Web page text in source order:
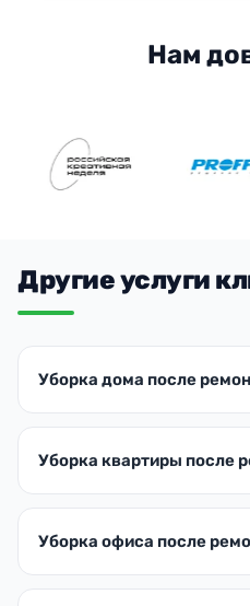
Нам
Другие услуги
Уборка дома после
Уборка квартиры после
Уборка офиса после